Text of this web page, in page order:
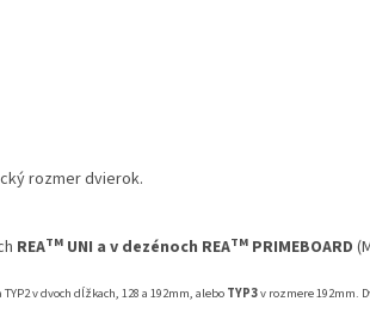
rozmer dvierok.
REATM UNI a v dezénoch REATM PRIMEBOARD
v dvoch dĺžkach, 128 a 192mm, aleboTYP3v rozmere 192mm.